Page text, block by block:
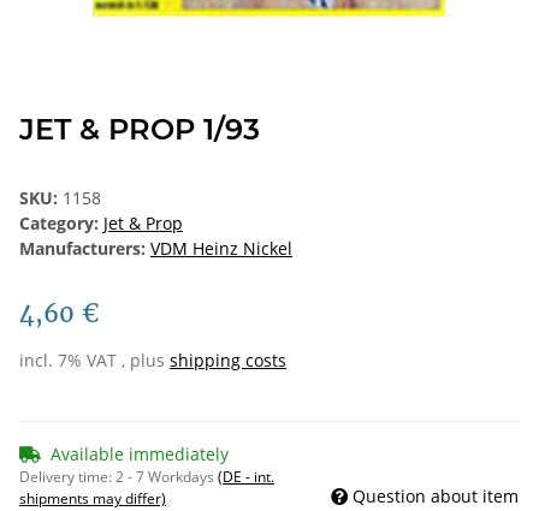
JET & PROP 1/93
SKU: 1158
Category: Jet & Prop
Manufacturers: VDM Heinz Nickel
4,60 €
incl. 7% VAT , plus shipping costs
Available immediately
Delivery time:2 - 7 Workdays (DE - int.
shipments may differ)
Question about item